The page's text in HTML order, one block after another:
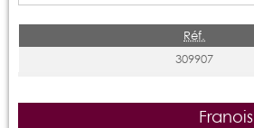
Réf.
309907
Franois